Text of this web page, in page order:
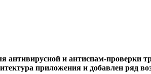
антивирусной и антиспам-проверки
приложения и добавлен ряд